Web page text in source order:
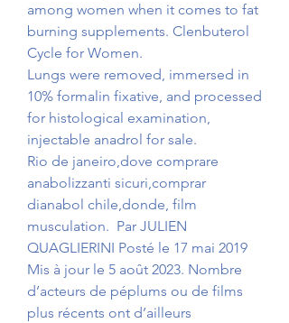
among women when it comes to fat
burning supplements. Clenbuterol
Cycle for Women.
Lungs were removed, immersed in
10% formalin fixative, and processed
for histological examination,
injectable anadrol for sale.
Rio de janeiro,dove comprare
anabolizzanti sicuri,comprar
dianabol chile,donde, film
musculation.  Par JULIEN
QUAGLIERINI Posté le 17 mai 2019
Mis à jour le 5 août 2023. Nombre
d’acteurs de péplums ou de films
plus récents ont d’ailleurs